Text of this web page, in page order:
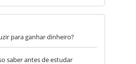
para ganhar dinheiro?
saber antes de estudar